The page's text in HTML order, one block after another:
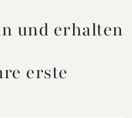
und erhalten
erste